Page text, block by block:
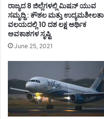
ರಾಜ್ಯದ 8 ಜಿಲ್ಲೆಗಳಲ್ಲಿ ಮಿಷನ್ ಯುವ
ಸಮೃದ್ದಿ : ಕೌಶಲ ಮತ್ತು ಉದ್ಯಮಶೀಲತಾ
ವಲಯದಲ್ಲಿ 10 ದಶ ಲಕ್ಷ ಆರ್ಥಿಕ
ಅವಕಾಶಗಳ ಸೃಷ್ಟಿ
June 25, 2021